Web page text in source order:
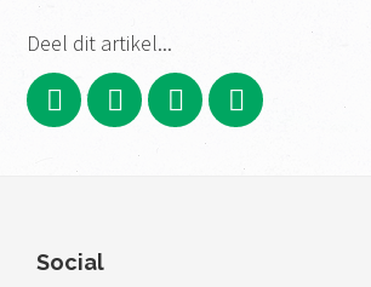
Deel dit artikel...
Footer
Social